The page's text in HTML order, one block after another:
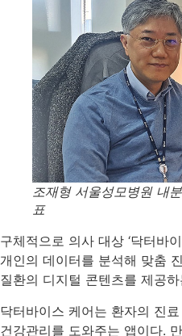
조재형 서울성모병원 내
표
구체적으로 의사 대상 ‘닥터바
개인의 데이터를 분석해 맞춤
질환의 디지털 콘텐츠를 제공
닥터바이스 케어는 환자의 진
건강관리를 도와주는 앱이다.